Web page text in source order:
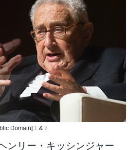
Domain] 1 &2
ンリー・キッシンジャー